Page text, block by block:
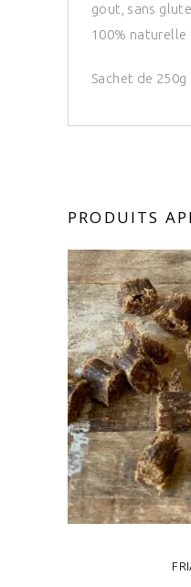
gout, sans
100% naturelle !
Sachet de 250g
PRODUITS